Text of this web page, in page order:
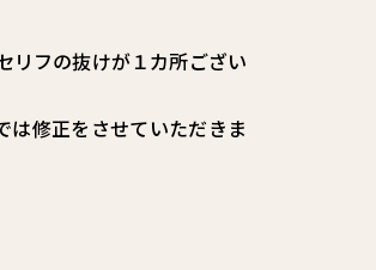
リフの抜けが１カ所ござい
は修正をさせていただきま